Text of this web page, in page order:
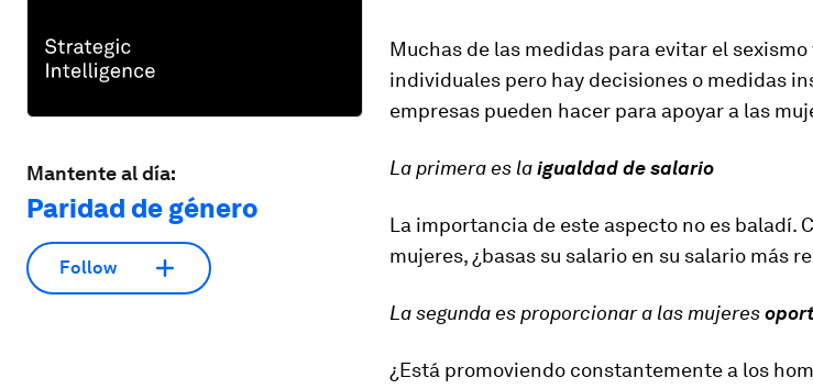
Mantente al día:
Paridad de género
Follow
Muchas de las medidas para evitar el
individuales pero hay decisiones o medidas
empresas pueden hacer para apoyar a las
La primera es laigualdad de salario
La importancia de este aspecto no es baladí.
mujeres, ¿basas su salario en su salario más
La segunda es proporcionar a las mujeres
¿Está promoviendo constantemente a los